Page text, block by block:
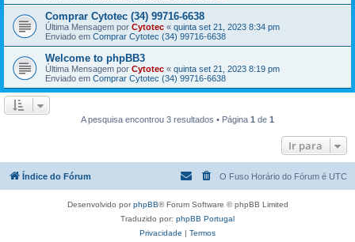
Comprar Cytotec (34) 99716-6638
Última Mensagem por Cytotec « quinta set 21, 2023 8:34 pm
Enviado em Comprar Cytotec (34) 99716-6638
Welcome to phpBB3
Última Mensagem por Cytotec « quinta set 21, 2023 8:19 pm
Enviado em Comprar Cytotec (34) 99716-6638
A pesquisa encontrou 3 resultados • Página 1 de 1
Ir para
Índice do Fórum O Fuso Horário do Fórum é UTC
Desenvolvido porphpBB® Forum Software © phpBB Limited
Traduzido por: phpBB Portugal
Privacidade | Termos